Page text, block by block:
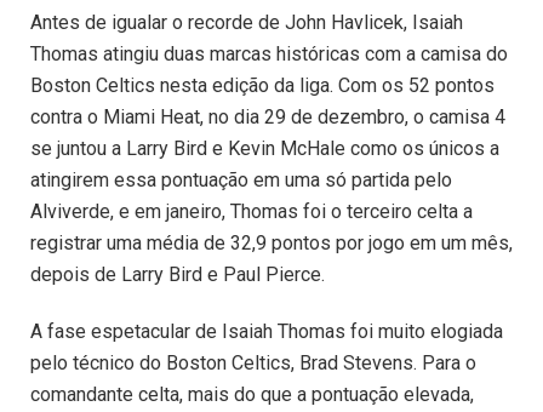
Antes de igualar o recorde de John Havlicek, Isaiah
Thomas atingiu duas marcas históricas com a camisa do
Boston Celtics nesta edição da liga. Com os 52 pontos
contra o Miami Heat, no dia 29 de dezembro, o camisa 4
se juntou a Larry Bird e Kevin McHale como os únicos a
atingirem essa pontuação em uma só partida pelo
Alviverde, e em janeiro, Thomas foi o terceiro celta a
registrar uma média de 32,9 pontos por jogo em um mês,
depois de Larry Bird e Paul Pierce.
A fase espetacular de Isaiah Thomas foi muito elogiada
pelo técnico do Boston Celtics, Brad Stevens. Para o
comandante celta, mais do que a pontuação elevada,